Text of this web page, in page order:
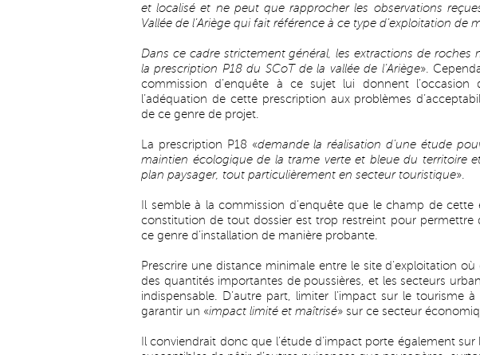
et localisé et ne peut que rapprocher les observations
Vallée de l’Ariège qui fait référence à ce type d’exploitation de
Dans ce cadre strictement général, les extractions de roches
la prescription P18 du SCoT de la vallée de l’Ariège».
commission d’enquête à ce sujet lui donnent l’occasion
l’adéquation de cette prescription aux problèmes
de ce genre de projet.
La prescription P18 «demande la réalisation d’une étude
maintien écologique de la trame verte et bleue du territoire
plan paysager, tout particulièrement en secteur touristique».
Il semble à la commission d’enquête que le champ de
constitution de tout dossier est trop restreint pour permettre
ce genre d’installation de manière probante.
Prescrire une distance minimale entre le site d’exploitation
des quantités importantes de poussières, et les secteurs
indispensable. D’autre part, limiter l’impact sur le tourisme
garantir un «impact limité et maîtrisé» sur ce secteur
Il conviendrait donc que l’étude d’impact porte également